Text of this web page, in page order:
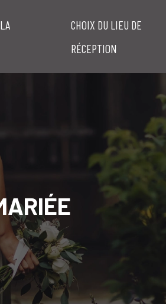
CHOIX DU LIEU DE
RÉCEPTION